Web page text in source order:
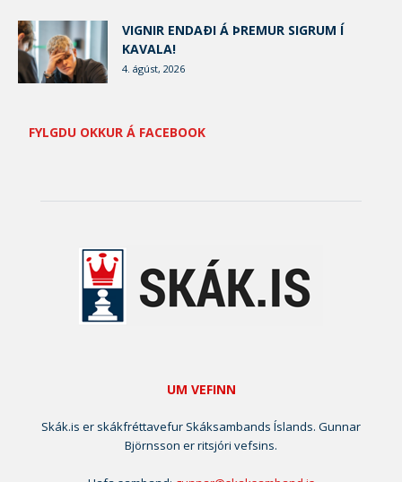
VIGNIR ENDAÐI Á ÞREMUR SIGRUM Í
KAVALA!
4. ágúst, 2026
FYLGDU OKKUR Á FACEBOOK
UM VEFINN
Skák.is er skákfréttavefur Skáksambands Íslands. Gunnar
Björnsson er ritsjóri vefsins.